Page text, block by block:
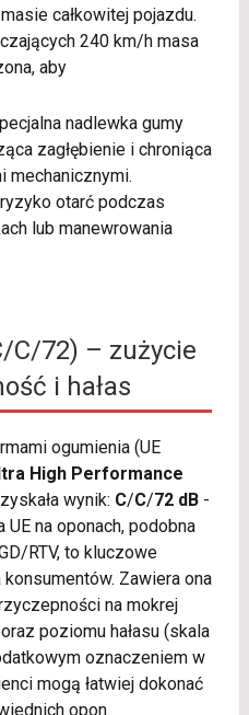
całkowitej pojazdu.
240 km/h masa
aby
nadlewka gumy
zagłębienie i chroniąca
mechanicznymi.
otarć podczas
lub manewrowania
C/72) – zużycie
i hałas
ogumienia (UE
High Performance
wynik: C/C/72 dB-
na oponach, podobna
RTV, to kluczowe
Zawiera ona
na mokrej
poziomu hałasu (skala
oznaczeniem w
mogą łatwiej dokonać
opon.